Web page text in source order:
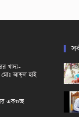
খাদ্য-
মোঃ আব্দুল হাই
একগুচ্ছ